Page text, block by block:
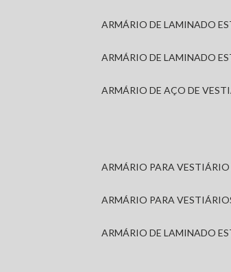
ARMÁRIO DE LAMINADO
ARMÁRIO DE LAMINADO
ARMÁRIO DE AÇO DE
ARMÁRIO PARA
ARMÁRIO PARA
ARMÁRIO DE LAMINADO